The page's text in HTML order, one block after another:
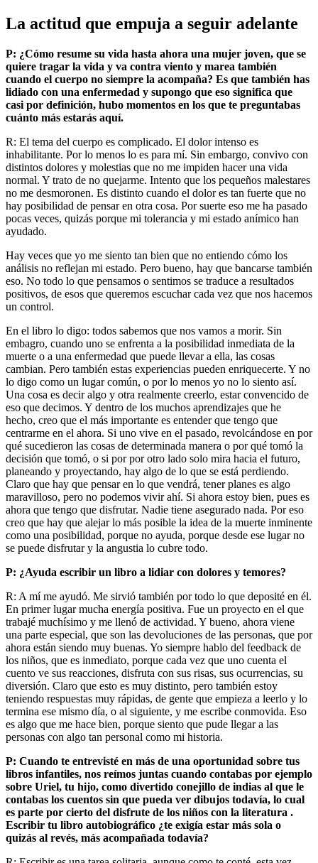
La actitud que empuja a seguir adelante
P: ¿Cómo resume su vida hasta ahora una mujer joven, que se
quiere tragar la vida y va contra viento y marea también
cuando el cuerpo no siempre la acompaña? Es que también has
lidiado con una enfermedad y supongo que eso significa que
casi por definición, hubo momentos en los que te preguntabas
cuánto más estarás aquí.
R: El tema del cuerpo es complicado. El dolor intenso es
inhabilitante. Por lo menos lo es para mí. Sin embargo, convivo con
distintos dolores y molestias que no me impiden hacer una vida
normal. Y trato de no quejarme. Intento que los pequeños malestares
no me desmoronen. Es distinto cuando el dolor es tan fuerte que no
hay posibilidad de pensar en otra cosa. Por suerte eso me ha pasado
pocas veces, quizás porque mi tolerancia y mi estado anímico han
ayudado.
Hay veces que yo me siento tan bien que no entiendo cómo los
análisis no reflejan mi estado. Pero bueno, hay que bancarse también
eso. No todo lo que pensamos o sentimos se traduce a resultados
positivos, de esos que queremos escuchar cada vez que nos hacemos
un control.
En el libro lo digo: todos sabemos que nos vamos a morir. Sin
embagro, cuando uno se enfrenta a la posibilidad inmediata de la
muerte o a una enfermedad que puede llevar a ella, las cosas
cambian. Pero también estas experiencias pueden enriquecerte. Y no
lo digo como un lugar común, o por lo menos yo no lo siento así.
Una cosa es decir algo y otra realmente creerlo, estar convencido de
eso que decimos. Y dentro de los muchos aprendizajes que he
hecho, creo que el más importante es entender que tengo que
centrarme en el ahora. Si uno vive en el pasado, revolcándose en por
qué sucedieron las cosas de determinada manera o por qué tomó la
decisión que tomó, o si por por otro lado solo mira hacia el futuro,
planeando y proyectando, hay algo de lo que se está perdiendo.
Claro que hay que pensar en lo que vendrá, tener planes es algo
maravilloso, pero no podemos vivir ahí. Si ahora estoy bien, pues es
ahora que tengo que disfrutar. Nadie tiene asegurado nada. Por eso
creo que hay que alejar lo más posible la idea de la muerte inminente
como una posibilidad, porque no ayuda, porque desde ese lugar no
se puede disfrutar y la angustia lo cubre todo.
P: ¿Ayuda escribir un libro a lidiar con dolores y temores?
R: A mí me ayudó. Me sirvió también por todo lo que deposité en él.
En primer lugar mucha energía positiva. Fue un proyecto en el que
trabajé muchísimo y me llenó de actividad. Y bueno, ahora viene
una parte especial, que son las devoluciones de las personas, que por
ahora están siendo muy buenas. Yo siempre hablo del feedback de
los niños, que es inmediato, porque cada vez que uno cuenta el
cuento ve sus reacciones, disfruta con sus risas, sus ocurrencias, su
diversión. Claro que esto es muy distinto, pero también estoy
teniendo respuestas muy rápidas, de gente que empieza a leerlo y lo
termina ese mismo día, o al siguiente, y me escribe conmovida. Eso
es algo que me hace bien, porque siento que pude llegar a las
personas con algo tan personal como mi historia.
P: Cuando te entrevisté en más de una oportunidad sobre tus
libros infantiles, nos reímos juntas cuando contabas por ejemplo
sobre Uriel, tu hijo, como divertido conejillo de indias al que le
contabas los cuentos sin que pueda ver dibujos todavía, lo cual
es parte por cierto del disfrute de los niños con la literatura .
Escribir tu libro autobiográfico ¿te exigía estar más sola o
quizás al revés, más acompañada todavía?